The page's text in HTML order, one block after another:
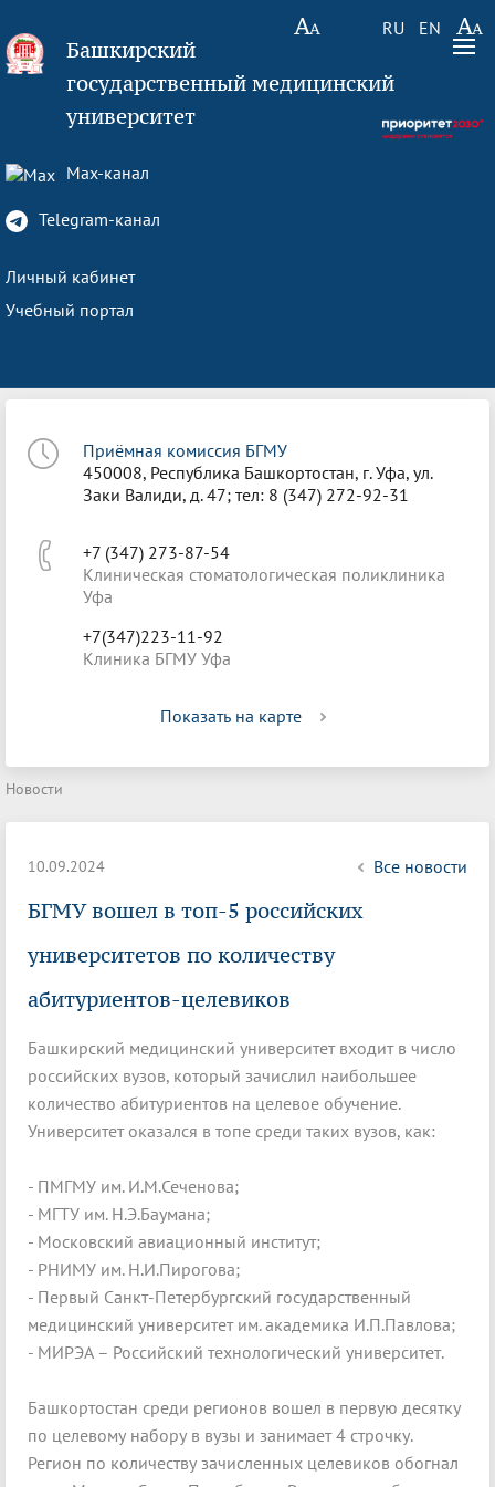
RU EN
Башкирский
государственный медицинский
университет
Max-канал
Telegram-канал
Личный кабинет
Учебный портал
Приёмная комиссия БГМУ
450008, Республика Башкортостан, г. Уфа, ул.
Заки Валиди, д. 47; тел: 8 (347) 272-92-31
+7 (347) 273-87-54
Клиническая стоматологическая поликлиника
Уфа
+7(347)223-11-92
Клиника БГМУ Уфа
Показать на карте
Новости
10.09.2024 Все новости
БГМУ вошел в топ-5 российских
университетов по количеству
абитуриентов-целевиков
Башкирский медицинский университет входит в число
российских вузов, который зачислил наибольшее
количество абитуриентов на целевое обучение.
Университет оказался в топе среди таких вузов, как:
- ПМГМУ им. И.М.Сеченова;
- МГТУ им. Н.Э.Баумана;
- Московский авиационный институт;
- РНИМУ им. Н.И.Пирогова;
- Первый Санкт-Петербургский государственный
медицинский университет им. академика И.П.Павлова;
- МИРЭА – Российский технологический университет.
Башкортостан среди регионов вошел в первую десятку
по целевому набору в вузы и занимает 4 строчку.
Регион по количеству зачисленных целевиков обогнал